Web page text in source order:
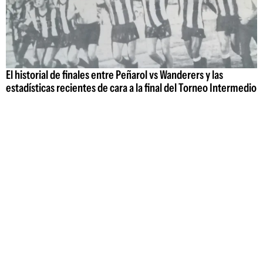
El historial de finales entre Peñarol vs Wanderers y las
estadísticas recientes de cara a la final del Torneo Intermedio